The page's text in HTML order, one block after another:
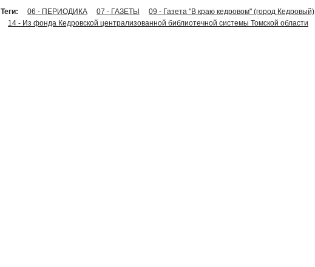
Теги: 06 - ПЕРИОДИКА 07 - ГАЗЕТЫ
09 - Газета "В краю кедровом" (город Кедровый)
14 - Из фонда Кедровской централизованной библиотечной системы Томской области